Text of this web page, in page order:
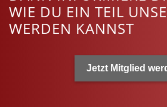
WIE DU EIN TEIL
WERDEN KANNST
Jetzt Mitglied